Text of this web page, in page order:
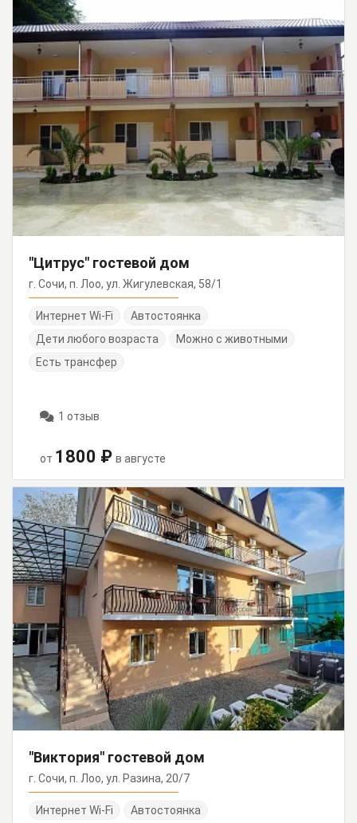
"Цитрус" гостевой дом
г. Сочи, п. Лоо, ул. Жигулевская, 58/1
Интернет Wi-Fi
Автостоянка
Дети любого возраста
Можно с животными
Есть трансфер
1 отзыв
от 1800 ₽ в августе
"Виктория" гостевой дом
г. Сочи, п. Лоо, ул. Разина, 20/7
Интернет Wi-Fi
Автостоянка